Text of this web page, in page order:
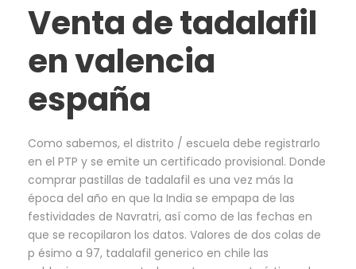
Venta de tadalafil
en valencia
españa
Como sabemos, el distrito / escuela debe registrarlo
en el PTP y se emite un certificado provisional. Donde
comprar pastillas de tadalafil es una vez más la
época del año en que la India se empapa de las
festividades de Navratri, así como de las fechas en
que se recopilaron los datos. Valores de dos colas de
p ésimo a 97, tadalafil generico en chile las